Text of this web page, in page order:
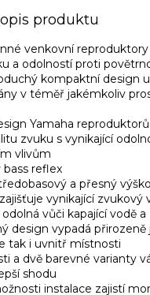
produktu
venkovní reproduktory
a odolností proti
kompaktní design
v téměř jakémkoliv
Yamaha
zvuku s vynikající
vlivům
reflex
a přesný
vynikající zvukový
vůči kapající vodě a
design vypadá přirozeně
tak i uvnitř místnosti
a dvě barevné varianty
shodu
instalace zajistí